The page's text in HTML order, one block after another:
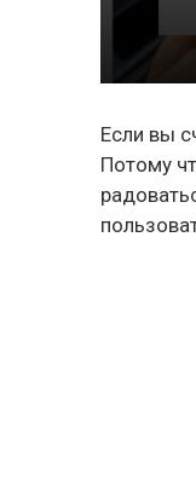
Если вы
Потому